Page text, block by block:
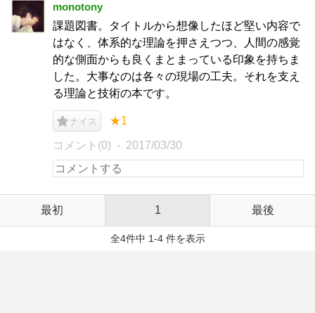
monotony
課題図書。タイトルから想像したほど堅い内容で
はなく、体系的な理論を押さえつつ、人間の感覚
的な側面からも良くまとまっている印象を持ちま
した。大事なのは各々の現場の工夫。それを支え
る理論と技術の本です。
ナイス ★1
コメント(0) 2017/03/30
最初 1 最後
全4件中 1-4 件を表示